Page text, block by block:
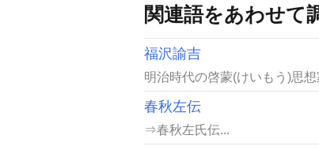
関連語をあわせて
福沢諭吉
明治時代の啓蒙(けいもう)思
春秋左伝
⇒春秋左氏伝...